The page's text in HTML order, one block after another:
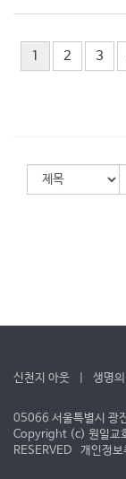
1 2 3
신천지 아웃 생명
05066 서울특별시
Copyright (c) 원일교
RESERVED 개인정보